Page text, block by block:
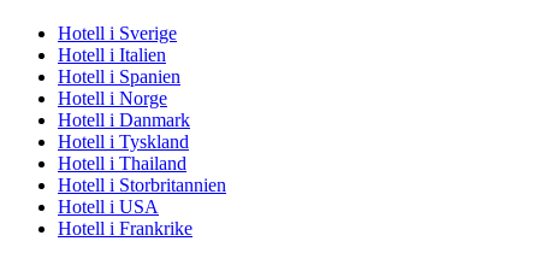
Hotell i Sverige
Hotell i Italien
Hotell i Spanien
Hotell i Norge
Hotell i Danmark
Hotell i Tyskland
Hotell i Thailand
Hotell i Storbritannien
Hotell i USA
Hotell i Frankrike